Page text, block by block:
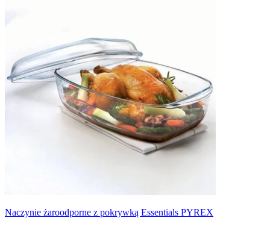
Naczynie żaroodporne z pokrywką Essentials PYREX